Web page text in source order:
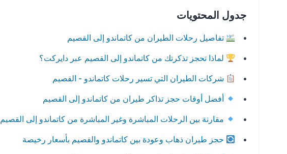
جدول المحتويات
تفاصيل رحلات الطيران من كاتماندو إلى القصيم
لماذا تحجز تذكرتك من كاتماندو إلى القصيم عبر دايركت؟
شركات الطيران التي تسير رحلات كاتماندو - القصيم
أفضل أوقات حجز تذاكر طيران من كاتماندو إلى القصيم
مقارنة بين الرحلات المباشرة وغير المباشرة من كاتماندو إلى القصيم
حجز طيران ذهاب وعودة بين كاتماندو والقصيم بأسعار رخيصة